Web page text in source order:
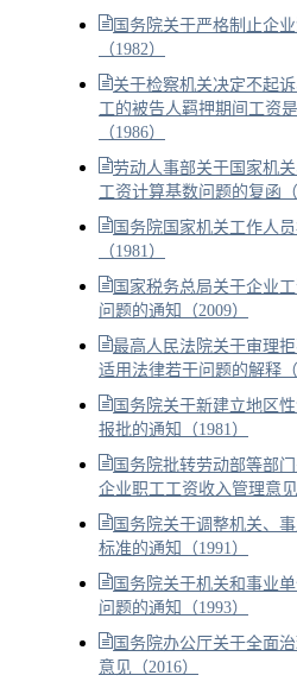
国务院关于严格制止企
（1982）
关于检察机关决定不起
工的被告人羁押期间工资
（1986）
劳动人事部关于国家机
工资计算基数问题的复函（
国务院国家机关工作人
（1981）
国家税务总局关于企业
问题的通知（2009）
最高人民法院关于审理
适用法律若干问题的解释（
国务院关于新建立地区
报批的通知（1981）
国务院批转劳动部等部
企业职工工资收入管理意见
国务院关于调整机关、
标准的通知（1991）
国务院关于机关和事业
问题的通知（1993）
国务院办公厅关于全面
意见（2016）